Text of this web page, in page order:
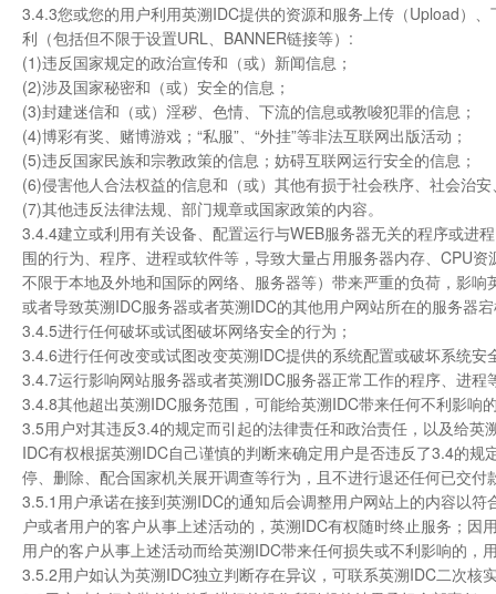
3.4.3您或您的用户利用英溯IDC提供的资源和服务上传（Upload）
利（包括但不限于设置URL、BANNER链接等）:
(1)违反国家规定的政治宣传和（或）新闻信息；
(2)涉及国家秘密和（或）安全的信息；
(3)封建迷信和（或）淫秽、色情、下流的信息或教唆犯罪的信息；
(4)博彩有奖、赌博游戏；“私服”、“外挂”等非法互联网出版活动；
(5)违反国家民族和宗教政策的信息；妨碍互联网运行安全的信息；
(6)侵害他人合法权益的信息和（或）其他有损于社会秩序、社会治
(7)其他违反法律法规、部门规章或国家政策的内容。
3.4.4建立或利用有关设备、配置运行与WEB服务器无关的程序或进
围的行为、程序、进程或软件等，导致大量占用服务器内存、CPU
不限于本地及外地和国际的网络、服务器等）带来严重的负荷，影
或者导致英溯IDC服务器或者英溯IDC的其他用户网站所在的服务器
3.4.5进行任何破坏或试图破坏网络安全的行为；
3.4.6进行任何改变或试图改变英溯IDC提供的系统配置或破坏系统安
3.4.7运行影响网站服务器或者英溯IDC服务器正常工作的程序、进程
3.4.8其他超出英溯IDC服务范围，可能给英溯IDC带来任何不利影响
3.5用户对其违反3.4的规定而引起的法律责任和政治责任，以及给
IDC有权根据英溯IDC自己谨慎的判断来确定用户是否违反了3.4的
停、删除、配合国家机关展开调查等行为，且不进行退还任何已交付
3.5.1用户承诺在接到英溯IDC的通知后会调整用户网站上的内容以
户或者用户的客户从事上述活动的，英溯IDC有权随时终止服务；
用户的客户从事上述活动而给英溯IDC带来任何损失或不利影响的，
3.5.2用户如认为英溯IDC独立判断存在异议，可联系英溯IDC二次